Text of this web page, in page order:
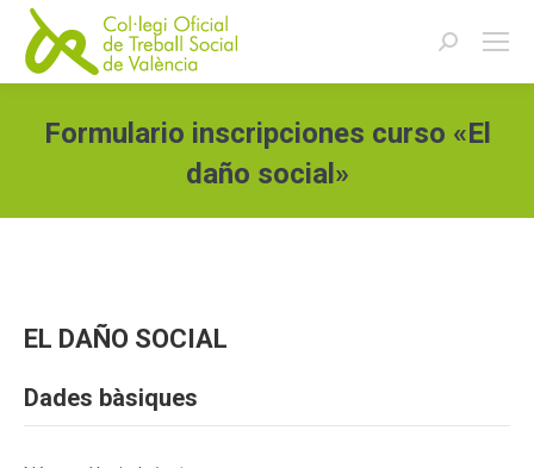
Buscar:
Formulario inscripciones curso «El
daño social»
EL DAÑO SOCIAL
Dades bàsiques